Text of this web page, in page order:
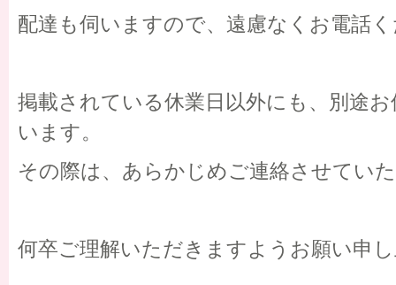
配達も伺いますので、遠慮なくお電話
掲載されている休業日以外にも、別途
います。
その際は、あらかじめご連絡させてい
何卒ご理解いただきますようお願い申